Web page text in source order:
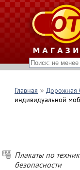
Главная Дорожная
индивидуальной
Плакаты по
безопасности